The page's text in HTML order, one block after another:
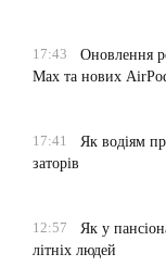
17:43
Оновлення
Max та нових
17:41
Як водіям
заторів
12:57
Як у
літніх людей